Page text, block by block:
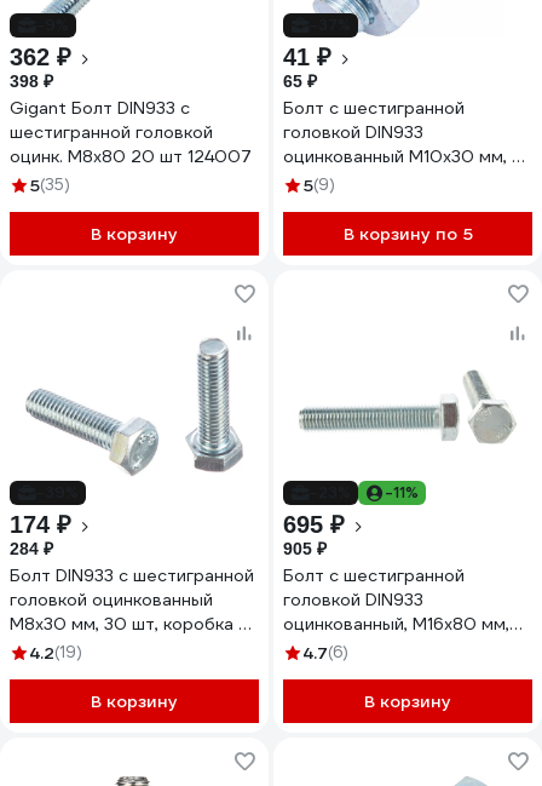
362 ₽
398 ₽
Gigant Болт DIN933 с
шестигранной головкой
оцинк. М8x80 20 шт 124007
5(35)
В корзину
41 ₽
65 ₽
Болт с шестигранной
головкой DIN933
оцинкованный М10x30 мм, в
комплекте с гайкой и
5(9)
В корзину по 5
174 ₽
284 ₽
Болт DIN933 с шестигранной
головкой оцинкованный
М8x30 мм, 30 шт, коробка с
окном Tech-Kr Zitar 105209
4.2(19)
В корзину
-11%
695 ₽
905 ₽
Болт с шестигранной
головкой DIN933
оцинкованный, М16x80 мм,
10 шт в коробке с окном
4.7(6)
В корзину